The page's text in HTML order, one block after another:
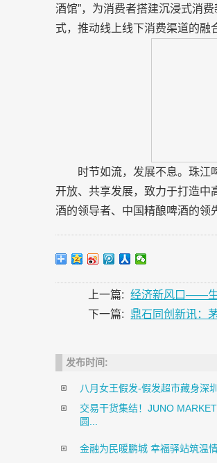
酒馆”，为消费者搭建沉浸式消
式，推动线上线下消费渠道的融
时节如流，发展不息。珠江
开放、共享发展，致力于打造中
酒的领导者、中国精酿啤酒的领
上一篇:
经济新风口——生
下一篇:
鼎石同创新讯：
发布时间:
八月女王假发-假发超市藏身深
交易干货集结！JUNO
圆...
金融为民暖鹏城 幸福驿站筑温